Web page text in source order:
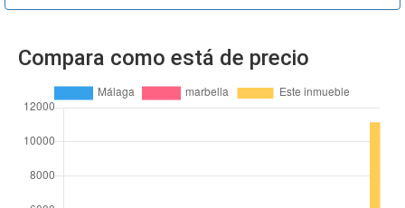
Compara como está de precio